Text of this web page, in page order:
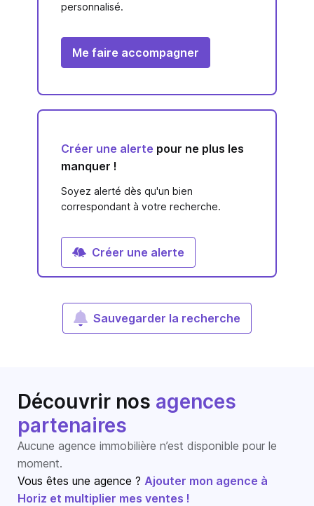
personnalisé.
Me faire accompagner
Créer une alerte pour ne plus les
manquer !
Soyez alerté dès qu'un bien
correspondant à votre recherche.
Créer une alerte
Sauvegarder la recherche
Découvrir nos agences
partenaires
Aucune agence immobilière n’est disponible pour le
moment.
Vous êtes une agence ? Ajouter mon agence à
Horiz et multiplier mes ventes !